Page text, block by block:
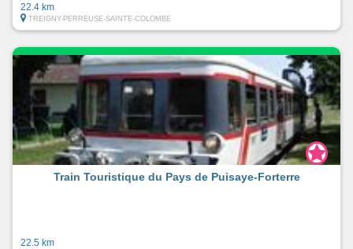
22.4 km
TREIGNY-PERREUSE-SAINTE-COLOMBE
Train Touristique du Pays de Puisaye-Forterre
22.5 km